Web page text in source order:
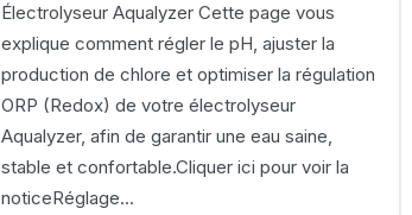
Électrolyseur Aqualyzer Cette page vous
explique comment régler le pH, ajuster la
production de chlore et optimiser la régulation
ORP (Redox) de votre électrolyseur
Aqualyzer, afin de garantir une eau saine,
stable et confortable.Cliquer ici pour voir la
noticeRéglage...